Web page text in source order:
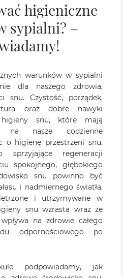
higieniczne
sypialni? –
warunków w sypialni
dla naszego zdrowia,
snu. Czystość, porządek,
oraz dobre nawyki
snu, które mają
na nasze codzienne
o higienę przestrzeni snu,
sprzyjające regeneracji
spokojnego, głębokiego
snu powinno być
i nadmiernego światła,
i utrzymywane w
snu wzrasta wraz ze
na zdrowie całego
odpornościowego po
podpowiadamy, jak